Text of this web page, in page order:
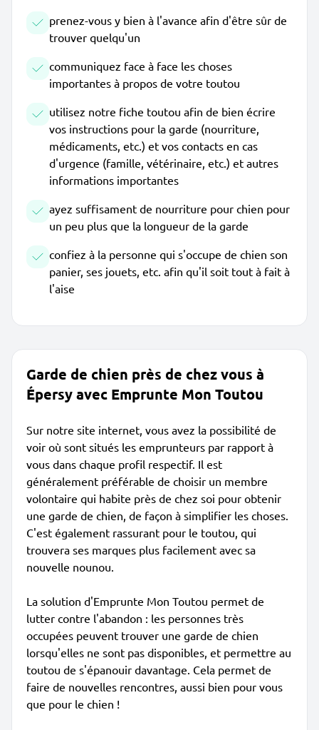
prenez-vous y bien à l'avance afin d'être sûr de
trouver quelqu'un
communiquez face à face les choses
importantes à propos de votre toutou
utilisez notre fiche toutou afin de bien écrire
vos instructions pour la garde (nourriture,
médicaments, etc.) et vos contacts en cas
d'urgence (famille, vétérinaire, etc.) et autres
informations importantes
ayez suffisament de nourriture pour chien pour
un peu plus que la longueur de la garde
confiez à la personne qui s'occupe de chien son
panier, ses jouets, etc. afin qu'il soit tout à fait à
l'aise
Garde de chien près de chez vous à
Épersy avec Emprunte Mon Toutou
Sur notre site internet, vous avez la possibilité de
voir où sont situés les emprunteurs par rapport à
vous dans chaque profil respectif. Il est
généralement préférable de choisir un membre
volontaire qui habite près de chez soi pour obtenir
une garde de chien, de façon à simplifier les choses.
C'est également rassurant pour le toutou, qui
trouvera ses marques plus facilement avec sa
nouvelle nounou.
La solution d'Emprunte Mon Toutou permet de
lutter contre l'abandon : les personnes très
occupées peuvent trouver une garde de chien
lorsqu'elles ne sont pas disponibles, et permettre au
toutou de s'épanouir davantage. Cela permet de
faire de nouvelles rencontres, aussi bien pour vous
que pour le chien !